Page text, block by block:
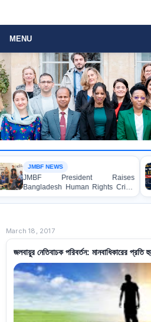
MENU
NEWS
President Raises
Human Rights Crisis
Enabel CEO in Brussels
March 18, 2017
জলবায়ুর নেতিবাচক পরিবর্তন: মানবাধিকারের প্রতি